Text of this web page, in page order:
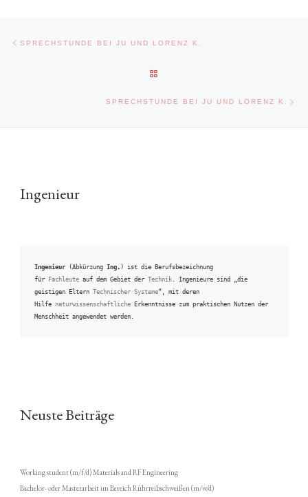
Beitragsnavigation
SPRECHSTUNDE BEI JU UND LORENZ K.
SPRECHSTUNDE BEI JU UND LORENZ K.
Ingenieur
Ingenieur (Abkürzung Ing. ) ist die Berufsbezeichnung
für
Fachleute auf dem Gebiet der Technik . Ingenieure sind „die
geistigen Eltern Technischer Systeme“, mit deren
Hilfe naturwissenschaftliche Erkenntnisse zum praktischen Nutzen der
Menschheit angewendet werden.
Neuste Beiträge
Working student (m/f/d) Materials and RF Engineering
Bachelor- oder Masterarbeit im Bereich Rührreibschweißen (m/w/d)